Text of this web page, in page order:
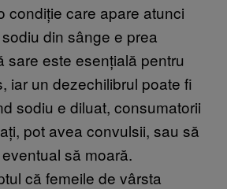
condiție care apare atunci
din sânge e prea
sare este esențială pentru
iar un dezechilibrul poate fi
sodiu e diluat, consumatorii
pot avea convulsii, sau să
să moară.
că femeile de vârsta